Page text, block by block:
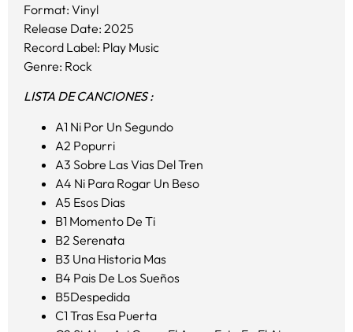
Format: Vinyl
Release Date: 2025
Record Label: Play Music
Genre: Rock
LISTA DE CANCIONES :
A1 Ni Por Un Segundo
A2 Popurri
A3 Sobre Las Vias Del Tren
A4 Ni Para Rogar Un Beso
A5 Esos Dias
B1 Momento De Ti
B2 Serenata
B3 Una Historia Mas
B4 Pais De Los Sueños
B5Despedida
C1 Tras Esa Puerta